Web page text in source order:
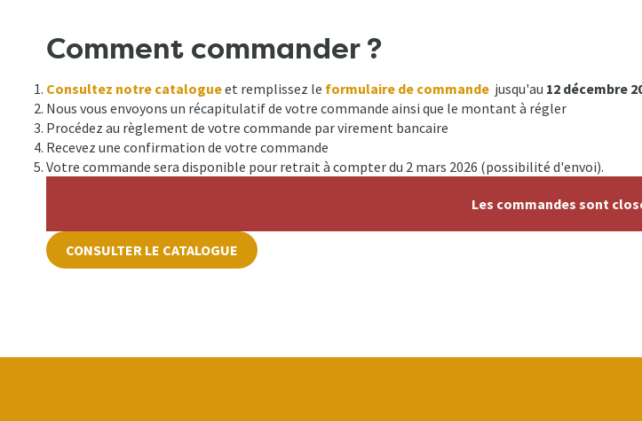
Comment commander ?
Consultez notre catalogueet remplissez le formulaire de commande jusqu'au 12 décembre
Nous vous envoyons un récapitulatif de votre commande ainsi que le montant à régler
Procédez au règlement de votre commande par virement bancaire
Recevez une confirmation de votre commande
Votre commande sera disponible pour retrait à compter du 2 mars 2026 (possibilité d'envoi).
Les commandes sont
CONSULTER LE CATALOGUE